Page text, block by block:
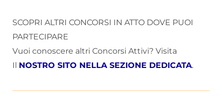
SCOPRI ALTRI CONCORSI IN ATTO DOVE PUOI
PARTECIPARE
Vuoi conoscere altri Concorsi Attivi? Visita
Il NOSTRO SITO NELLA SEZIONE DEDICATA.